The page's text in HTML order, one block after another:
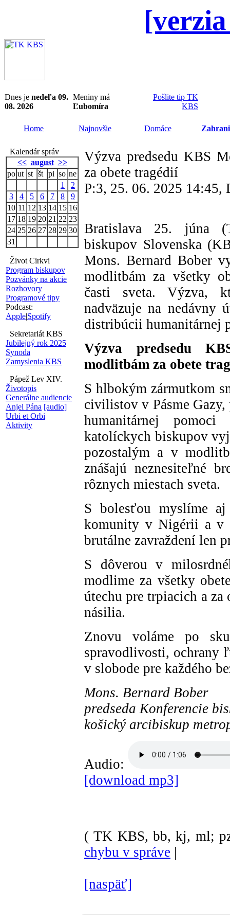
Dnes je nedeľa 09.
08. 2026
Meniny má
Ľubomíra
Pošlite tip TK
KBS
Home Najnovšie Domáce
Kalendár správ
<< august >>
po ut st št pi so ne
1
2
3
4 5 6 7 8
9
10 11 12 13 14 15 16
17 18 19 20 21 22 23
24 25 26 27 28 29 30
31
Život Cirkvi
Program biskupov
Pozvánky na akcie
Rozhovory
Programové tipy
Podcast:
Apple|Spotify
Sekretariát KBS
Jubilejný rok 2025
Synoda
Zamyslenia KBS
Pápež Lev XIV.
Životopis
Generálne audiencie
Anjel Pána [audio]
Urbi et Orbi
Aktivity
Výzva predsedu KBS
za obete tragédií
P:3, 25. 06. 2025 14:45,
Bratislava 25. júna
biskupov Slovenska
Mons. Bernard Bober
modlitbám za všetky
časti sveta. Výzva,
nadväzuje na nedávny
distribúcii humanitárnej
Výzva predsedu
modlitbám za obete
S hlbokým zármutkom
civilistov v Pásme
humanitárnej
katolíckych biskupov
pozostalým a v
znášajú neznesiteľné
rôznych miestach sveta.
S bolesťou myslíme
komunity v Nigérii a v
brutálne zavraždení len
S dôverou v
modlime za všetky
útechu pre trpiacich a
násilia.
Znovu voláme po
spravodlivosti, ochrany
v slobode pre každého
Mons. Bernard Bober
predseda Konferencie
košický arcibiskup
Audio:
[download mp3]
( TK KBS, bb, kj, ml;
chybu v správe |
[naspäť]